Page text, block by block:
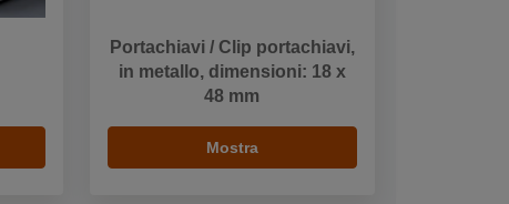
Portachiavi / Clip portachiavi,
in metallo, dimensioni: 18 x
48 mm
Mostra